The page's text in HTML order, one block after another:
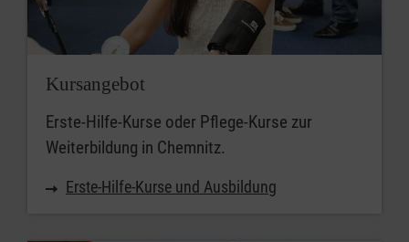
Kursangebot
Erste-Hilfe-Kurse oder Pflege-Kurse zur
Weiterbildung in Chemnitz.
Erste-Hilfe-Kurse und Ausbildung